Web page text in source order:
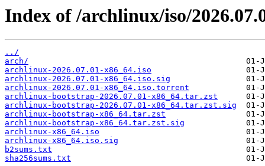
Index of /archlinux/iso/
../
arch/
archlinux-2026.07.01-x86_64.iso
archlinux-2026.07.01-x86_64.iso.sig
archlinux-2026.07.01-x86_64.iso.torrent
archlinux-bootstrap-2026.07.01-x86_64.tar.zst
archlinux-bootstrap-2026.07.01-x86_64.tar.zst.sig
archlinux-bootstrap-x86_64.tar.zst
archlinux-bootstrap-x86_64.tar.zst.sig
archlinux-x86_64.iso
archlinux-x86_64.iso.sig
b2sums.txt
sha256sums.txt